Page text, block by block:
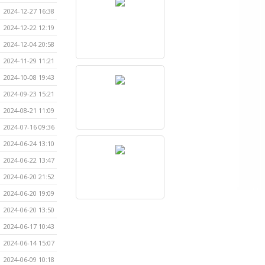
2024-12-27 16:38
2024-12-22 12:19
2024-12-04 20:58
2024-11-29 11:21
2024-10-08 19:43
2024-09-23 15:21
2024-08-21 11:09
2024-07-16 09:36
2024-06-24 13:10
2024-06-22 13:47
2024-06-20 21:52
2024-06-20 19:09
2024-06-20 13:50
2024-06-17 10:43
2024-06-14 15:07
2024-06-09 10:18